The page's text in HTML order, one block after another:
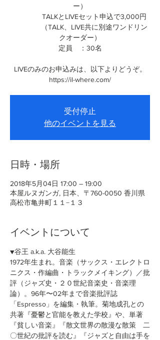
ー）
TALKとLIVEセット申込で3,000円
（TALK、LIVE共に別途ワンドリン
クオーダー）
定員 ：30名
LIVEのみのお申込みは、以下よりどうぞ。
https://il-where.com/
受付停止
他のイベントを見る
日時・場所
2018年5月04日 17:00 – 19:00
本屋ルヌガンガ, 日本、〒760-0050 香川県
高松市亀井町１１−１３
イベントについて
▼谷王 a.k.a. 大谷能生
1972年生まれ。音楽（サックス・エレクトロ
ニクス・作編曲・トラックメイキング）／批
評（ジャズ史・２０世紀音楽史・音楽理
論）。96年〜02年まで音楽批評誌
「Espresso」を編集・執筆。菊地成孔との
共著『憂鬱と官能を教えた学校』や、単著
『貧しい音楽』『散文世界の散漫な散策　二
〇世紀の批評を読む』『ジャズと自由は手を